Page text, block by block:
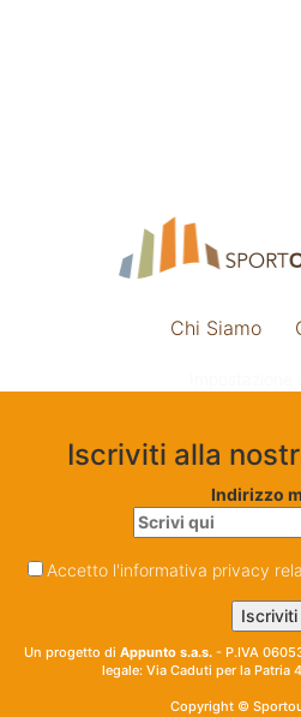
Chi Siamo
Iscriviti alla
Indirizzo
Accetto l'informativa privacy
Un progetto di Appunto s.a.s. - P.IVA
legale: Via Caduti per la Patria
Copyright ©